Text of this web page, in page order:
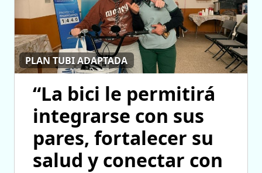
PLAN TUBI ADAPTADA
“La bici le permitirá
integrarse con sus
pares, fortalecer su
salud y conectar con